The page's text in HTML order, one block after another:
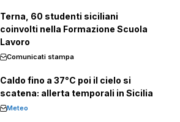
Terna, 60 studenti siciliani
coinvolti nella Formazione Scuola
Lavoro
Comunicati stampa
Caldo fino a 37°C poi il cielo si
scatena: allerta temporali in Sicilia
Meteo